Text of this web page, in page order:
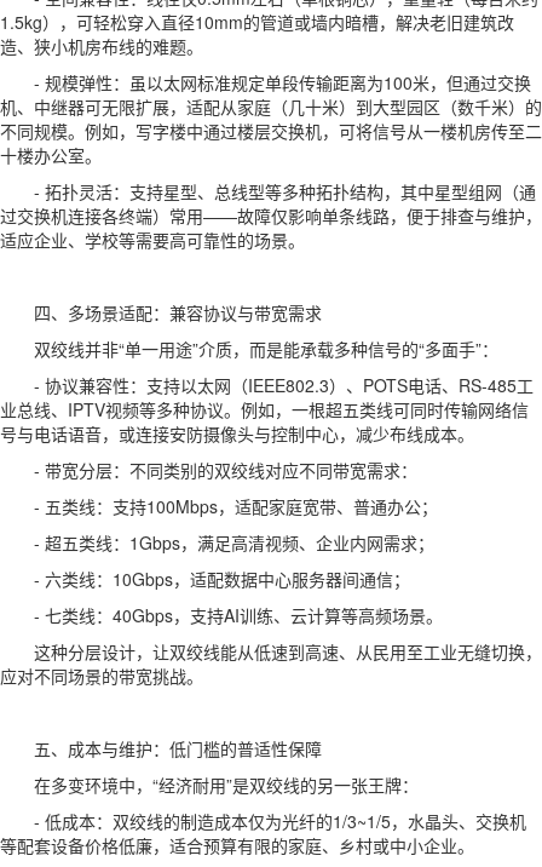
1.5kg），可轻松穿入直径10mm的管道或墙内暗槽，解决老旧建筑改
造、狭小机房布线的难题。
- 规模弹性：虽以太网标准规定单段传输距离为100米，但通过交换
机、中继器可无限扩展，适配从家庭（几十米）到大型园区（数千米）的
不同规模。例如，写字楼中通过楼层交换机，可将信号从一楼机房传至二
十楼办公室。
- 拓扑灵活：支持星型、总线型等多种拓扑结构，其中星型组网（通
过交换机连接各终端）常用——故障仅影响单条线路，便于排查与维护，
适应企业、学校等需要高可靠性的场景。
四、多场景适配：兼容协议与带宽需求
双绞线并非“单一用途”介质，而是能承载多种信号的“多面手”：
- 协议兼容性：支持以太网（IEEE802.3）、POTS电话、RS-485工
业总线、IPTV视频等多种协议。例如，一根超五类线可同时传输网络信
号与电话语音，或连接安防摄像头与控制中心，减少布线成本。
- 带宽分层：不同类别的双绞线对应不同带宽需求：
- 五类线：支持100Mbps，适配家庭宽带、普通办公；
- 超五类线：1Gbps，满足高清视频、企业内网需求；
- 六类线：10Gbps，适配数据中心服务器间通信；
- 七类线：40Gbps，支持AI训练、云计算等高频场景。
这种分层设计，让双绞线能从低速到高速、从民用至工业无缝切换，
应对不同场景的带宽挑战。
五、成本与维护：低门槛的普适性保障
在多变环境中，“经济耐用”是双绞线的另一张王牌：
- 低成本：双绞线的制造成本仅为光纤的1/3~1/5，水晶头、交换机
等配套设备价格低廉，适合预算有限的家庭、乡村或中小企业。